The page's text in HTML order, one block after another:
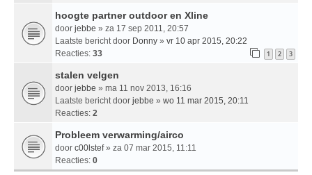
hoogte partner outdoor en Xline
door jebbe » za 17 sep 2011, 20:57
Laatste bericht door Donny » vr 10 apr 2015, 20:22
Reacties: 33 1 2 3
stalen velgen
door jebbe » ma 11 nov 2013, 16:16
Laatste bericht door jebbe » wo 11 mar 2015, 20:11
Reacties: 2
Probleem verwarming/airco
door c00lstef» za 07 mar 2015, 11:11
Reacties: 0